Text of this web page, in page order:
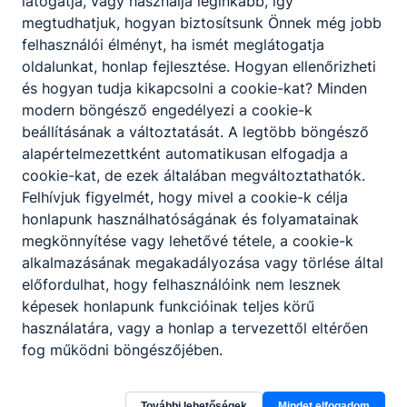
raktározásával, készletezésével és
állagmegóvásával kapcsolatos
feladatokat;
kialakítja és fenntartja az üzlet polcképét;
kezeli a kereskedelmi egységekben
használatos szoftvereket és mobil
alkalmazásokat;
elvégzi az online értékesítéshez
kapcsolódó szolgáltatásokat;
szakszerűen használja a pénztárgépet;
kezeli a vevői panaszokat;
kezeli a szakterületének megfelelő
gépeket, berendezéseket, eszközöket.
megtudhatjuk, hogyan biztosítsunk Önnek még jobb
felhasználói élményt, ha ismét meglátogatja
oldalunkat, honlap fejlesztése. Hogyan ellenőrizheti
és hogyan tudja kikapcsolni a cookie-kat? Minden
modern böngésző engedélyezi a cookie-k
beállításának a változtatását. A legtöbb böngésző
alapértelmezettként automatikusan elfogadja a
cookie-kat, de ezek általában megváltoztathatók.
Felhívjuk figyelmét, hogy mivel a cookie-k célja
honlapunk használhatóságának és folyamatainak
megkönnyítése vagy lehetővé tétele, a cookie-k
alkalmazásának megakadályozása vagy törlése által
előfordulhat, hogy felhasználóink nem lesznek
képesek honlapunk funkcióinak teljes körű
használatára, vagy a honlap a tervezettől eltérően
fog működni böngészőjében.